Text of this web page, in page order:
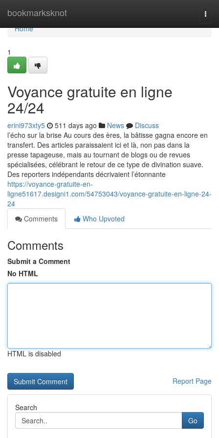
bookmarksknot
Home
Home
1
Voyance gratuite en ligne
24/24
erini973xty5 511 days ago News
Discuss
l’écho sur la brise Au cours des ères, la bâtisse gagna encore en
transfert. Des articles paraissaient ici et là, non pas dans la
presse tapageuse, mais au tournant de blogs ou de revues
spécialisées, célébrant le retour de ce type de divination suave.
Des reporters indépendants décrivaient l’étonnante
https://voyance-gratuite-en-
ligne51617.designi1.com/54753043/voyance-gratuite-en-ligne-24-
24
Comments
Who Upvoted
Comments
Submit a Comment
No HTML
HTML is disabled
Report Page
Search
Go